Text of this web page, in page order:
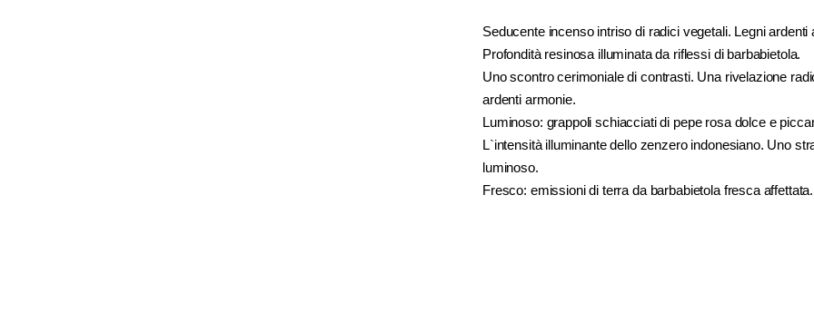
Seducente incenso intriso di radici vegetali. Legni ardenti
Profondità resinosa illuminata da riflessi di barbabietola.
Uno scontro cerimoniale di contrasti. Una rivelazione
ardenti armonie.
Luminoso: grappoli schiacciati di pepe rosa dolce e
L`intensità illuminante dello zenzero indonesiano. Uno
luminoso.
Fresco: emissioni di terra da barbabietola fresca